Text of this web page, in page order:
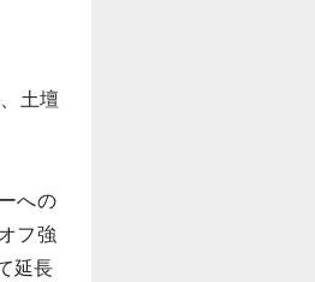
土壇
への
フ強
延長